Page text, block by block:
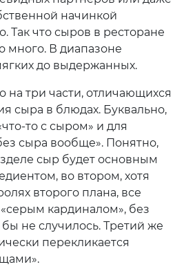
начинкой
Так что сыров в ресторане
много. В диапазоне
до выдержанных.
на три части, отличающихся
сыра в блюдах. Буквально,
то с сыром» и для
сыра вообще». Понятно,
сыр будет основным
во втором, хотя
второго плана, все
кардиналом», без
не случилось. Третий же
перекликается